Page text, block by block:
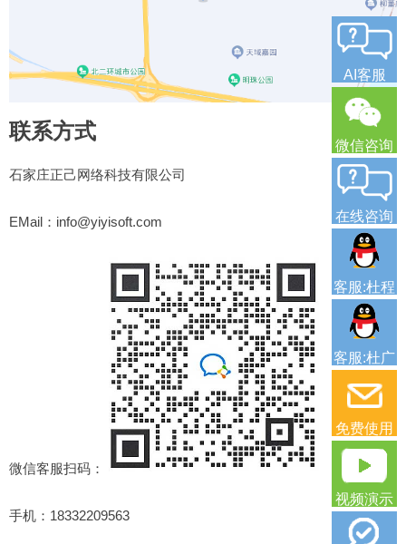
联系方式
石家庄正己网络科技有限公司
EMail：info@yiyisoft.com
微信客服扫码：
手机：18332209563
AI客服
微信咨询
在线咨询
客服:杜程
客服:杜广
免费使用
视频演示